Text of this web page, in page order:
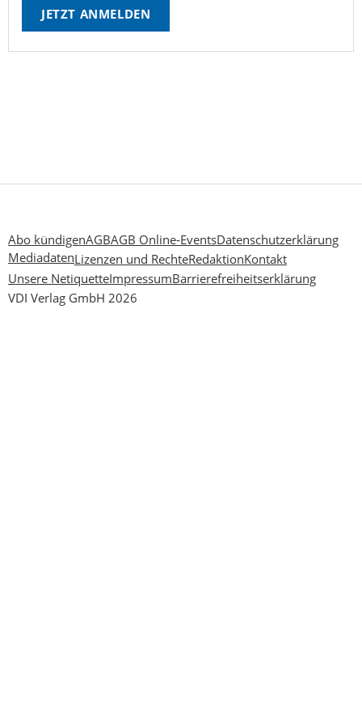
JETZT ANMELDEN
Abo kündigenAGBAGB Online-EventsDatenschutzerklärung
MediadatenLizenzen und RechteRedaktionKontakt
Unsere NetiquetteImpressumBarrierefreiheitserklärung
VDI Verlag GmbH 2026